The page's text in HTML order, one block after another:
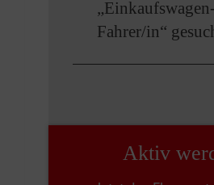
„Einkaufswagen-
Fahrer/in“
Aktiv